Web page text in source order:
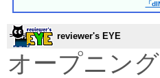
「
reviewer's EYE
オープニン